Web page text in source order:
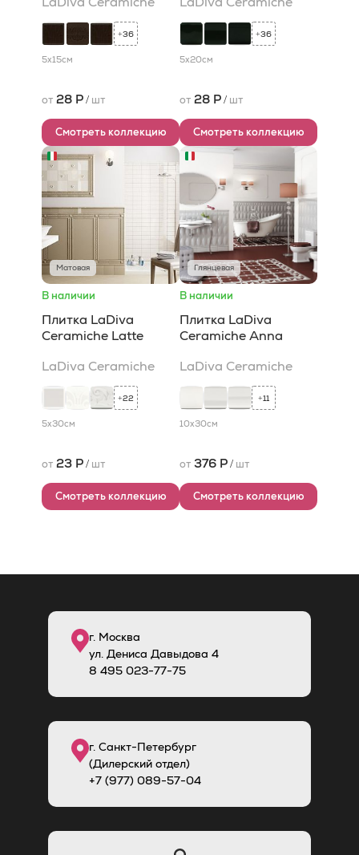
+36
5x15см
от 28 Р/ шт
Смотреть коллекцию
+36
5x20см
от 28 Р/ шт
Смотреть коллекцию
Матовая
В наличии
Плитка LaDiva
Сeramiche Latte
LaDiva Сeramiche
+22
5x30см
от 23 Р/ шт
Смотреть коллекцию
Глянцевая
В наличии
Плитка LaDiva
Сeramiche Anna
LaDiva Сeramiche
+11
10x30см
от 376 Р/ шт
Смотреть коллекцию
г. Москва
ул. Дениса Давыдова 4
8 495 023-77-75
г. Санкт-Петербург
(Дилерский отдел)
+7 (977) 089-57-04